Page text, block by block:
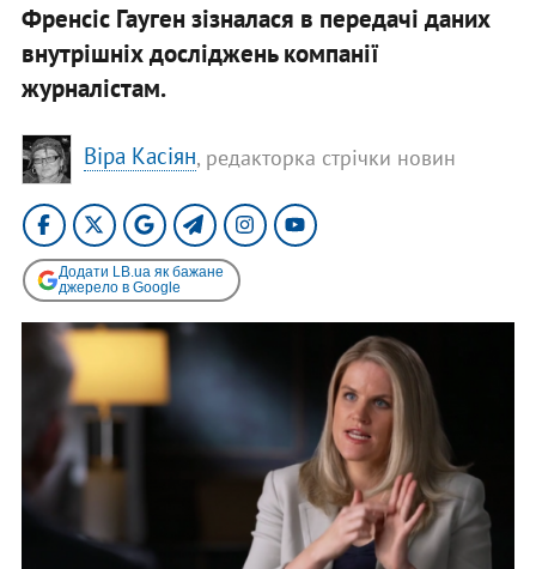
Френсіс Гауген зізналася в передачі даних
внутрішніх досліджень компанії
журналістам.
Віра Касіян, редакторка стрічки новин
Додати LB.ua як бажане
джерело в Google